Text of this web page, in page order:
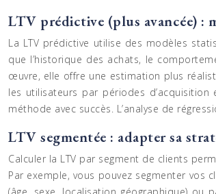
LTV prédictive (plus avancée) :
La LTV prédictive utilise des modèles
que l’historique des achats, le
œuvre, elle offre une estimation plus
les utilisateurs par périodes
méthode avec succès. L’analyse de
LTV segmentée : adapter sa
Calculer la LTV par segment de clients
Par exemple, vous pouvez segmenter vos